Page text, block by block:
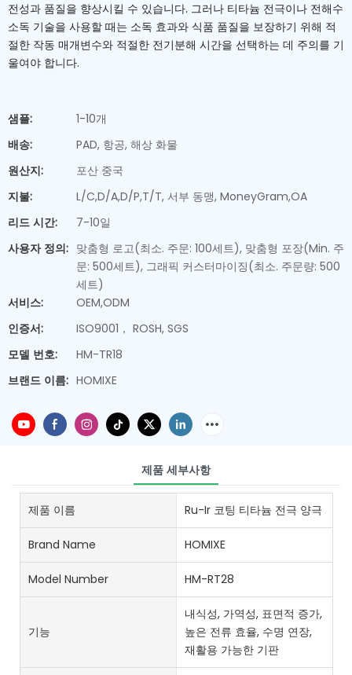
전성과 품질을 향상시킬 수 있습니다. 그러나 티타늄 전극이나 전해수
소독 기술을 사용할 때는 소독 효과와 식품 품질을 보장하기 위해 적
절한 작동 매개변수와 적절한 전기분해 시간을 선택하는 데 주의를 기
울여야 합니다.
샘플:
1-10개
배송:
PAD, 항공, 해상 화물
원산지:
포산 중국
지불:
L/C,D/A,D/P,T/T, 서부 동맹, MoneyGram,OA
리드 시간:
7-10일
사용자 정의: 맞춤형 로고(최소. 주문: 100세트), 맞춤형 포장(Min. 주
문: 500세트), 그래픽 커스터마이징(최소. 주문량: 500
세트)
서비스:
OEM,ODM
인증서:
ISO9001， ROSH, SGS
모델 번호:
HM-TR18
브랜드 이름: HOMIXE
제품 세부사항
제품 이름 Ru-Ir 코팅 티타늄 전극 양극
Brand Name HOMIXE
Model Number HM-RT28
기능
내식성, 가역성, 표면적 증가,
높은 전류 효율, 수명 연장,
재활용 가능한 기판